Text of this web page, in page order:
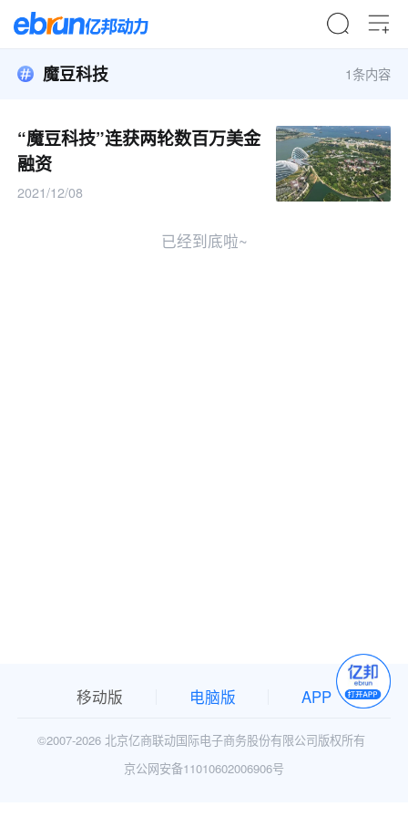
魔豆科技 1条内容
“魔豆科技”连获两轮数百万美金
融资
2021/12/08
已经到底啦~
移动版 电脑版 APP
©2007-2026 北京亿商联动国际电子商务股份有限公司版权所有
京公网安备11010602006906号